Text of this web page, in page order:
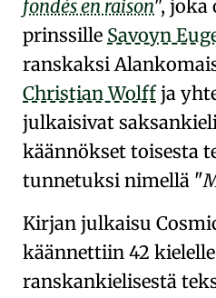
fondés en raison , joka
prinssille Savoyn
ranskaksi
Christian Wolffja
julkaisivat
käännökset toisesta
tunnetuksi nimellä
Kirjan julkaisu
käännettiin 42
ranskankielisestä